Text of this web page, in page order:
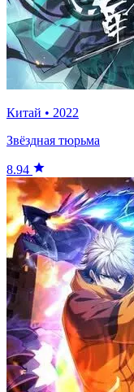
Китай • 2022
Звёздная тюрьма
8.94